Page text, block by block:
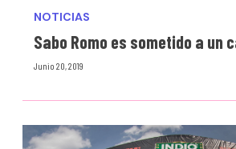
NOTICIAS
Sabo Romo es sometido a un
Junio 20, 2019